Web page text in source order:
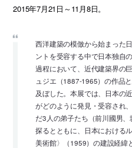
2015年7月21日～11月8日。
西洋建築の模倣から始まった
ントを受容する中で日本独自
過程において、近代建築界の
ュジエ（1887-1965）の作品
及ぼした。本展では、日本の
がどのように発見・受容され
だ3人の弟子たち（前川國男
探るとともに、日本における
美術館〉（1959）の建設経緯